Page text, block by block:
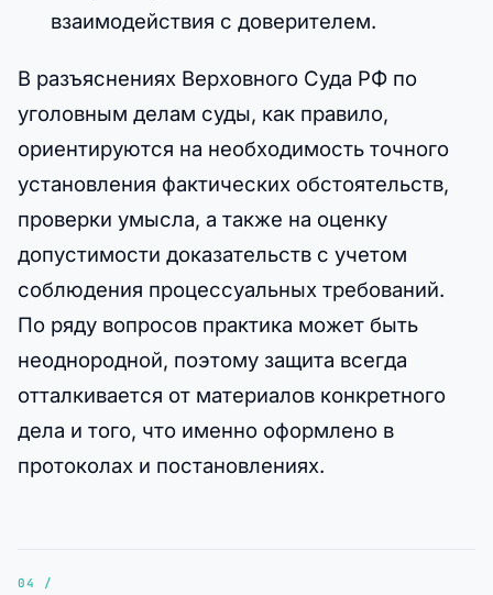
взаимодействия с доверителем.
В разъяснениях Верховного Суда РФ по
уголовным делам суды, как правило,
ориентируются на необходимость точного
установления фактических обстоятельств,
проверки умысла, а также на оценку
допустимости доказательств с учетом
соблюдения процессуальных требований.
По ряду вопросов практика может быть
неоднородной, поэтому защита всегда
отталкивается от материалов конкретного
дела и того, что именно оформлено в
протоколах и постановлениях.